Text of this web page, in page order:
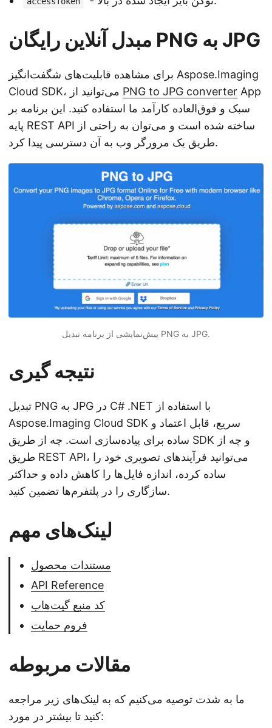
مبدل آنلاین رایگان PNG به JPG
برای مشاهده قابلیت‌های شگفت‌انگیز Aspose.Imaging
PNG to JPG converter App
سبک و فوق‌العاده کارآمد ما استفاده کنید. این برنامه بر
پایه REST API ساخته شده است و می‌توان به راحتی از
طریق یک مرورگر وب به آن دسترسی پیدا کرد.
پیش‌نمایشی از برنامه تبدیل PNG به JPG.
نتیجه گیری
تبدیل PNG به JPG در C# .NET با استفاده از
Aspose.Imaging Cloud SDK سریع، قابل اعتماد و
ساده برای پیاده‌سازی است. چه از طریق SDK و چه از
طریق REST API، می‌توانید فرآیندهای تصویری خود را
ساده کرده، اندازه فایل‌ها را کاهش داده و حداکثر
سازگاری را در پلتفرم‌ها تضمین کنید.
لینک‌های مهم
مستندات محصول
API Reference
کد منبع گیت‌هاب
فروم حمایت
مقالات مربوطه
ما به شدت توصیه می‌کنیم که به لینک‌های زیر مراجعه
کنید تا بیشتر در مورد: